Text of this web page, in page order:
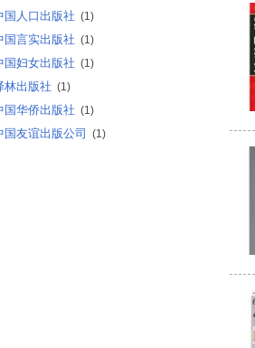
国人口出版社 (1)
国言实出版社 (1)
国妇女出版社 (1)
林出版社 (1)
国华侨出版社 (1)
国友谊出版公司 (1)